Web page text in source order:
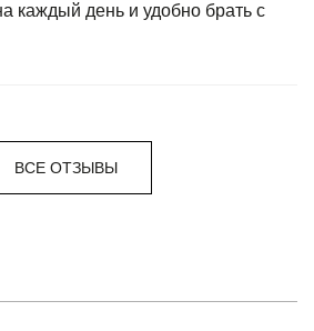
каждый день и удобно брать с
ВСЕ ОТЗЫВЫ